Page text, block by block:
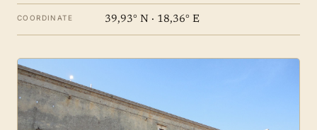
COORDINATE 39,93° N · 18,36° E